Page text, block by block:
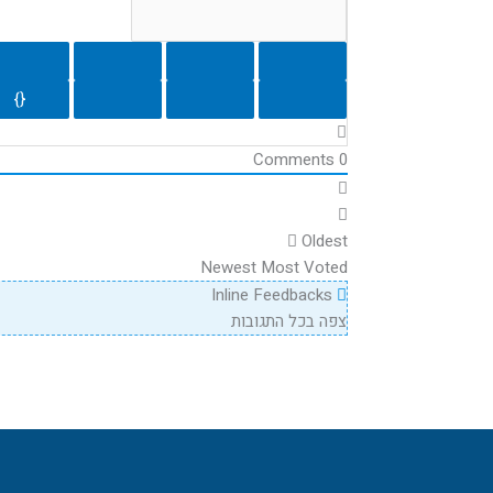
{}
0
Oldest
Newest Most Voted
צפה בכל התגובות